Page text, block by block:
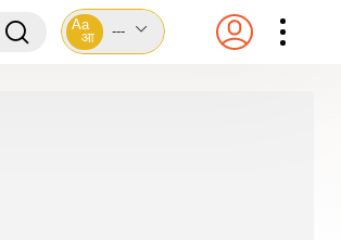
Aa
आ
---